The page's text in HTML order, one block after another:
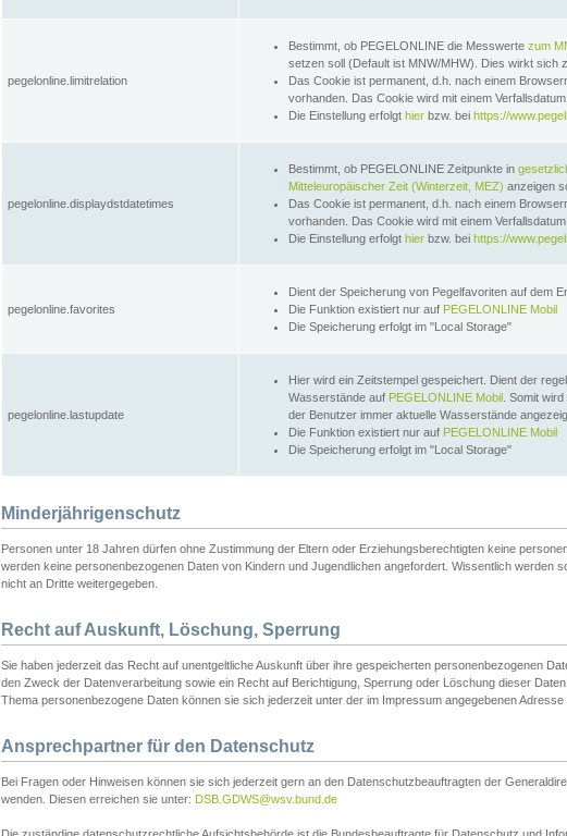
pegelonline.limitrelation
Bestimmt, ob PEGELONLINE die Messwerte zum
setzen soll (Default ist MNW/MHW). Dies wirkt sich
Das Cookie ist permanent, d.h. nach einem
vorhanden. Das Cookie wird mit einem
Die Einstellung erfolgt hier bzw. bei https://
pegelonline.displaydstdatetimes
Bestimmt, ob PEGELONLINE Zeitpunkte in
Mitteleuropäischer Zeit (Winterzeit, MEZ) anzeigen
Das Cookie ist permanent, d.h. nach einem
vorhanden. Das Cookie wird mit einem
Die Einstellung erfolgt hier bzw. bei https://
pegelonline.favorites
Dient der Speicherung von Pegelfavoriten auf dem
Die Funktion existiert nur auf PEGELONLINE Mobil
Die Speicherung erfolgt im "Local Storage"
pegelonline.lastupdate
Hier wird ein Zeitstempel gespeichert. Dient der
Wasserstände auf PEGELONLINE Mobil . Somit
der Benutzer immer aktuelle Wasserstände
Die Funktion existiert nur auf PEGELONLINE Mobil
Die Speicherung erfolgt im "Local Storage"
Minderjährigenschutz
Personen unter 18 Jahren dürfen ohne Zustimmung der Eltern oder Erziehungsberechtigten keine
werden keine personenbezogenen Daten von Kindern und Jugendlichen angefordert. Wissentlich werden
nicht an Dritte weitergegeben.
Recht auf Auskunft, Löschung, Sperrung
Sie haben jederzeit das Recht auf unentgeltliche Auskunft über ihre gespeicherten personenbezogenen
den Zweck der Datenverarbeitung sowie ein Recht auf Berichtigung, Sperrung oder Löschung dieser
Thema personenbezogene Daten können sie sich jederzeit unter der im Impressum angegebenen Adresse
Ansprechpartner für den Datenschutz
Bei Fragen oder Hinweisen können sie sich jederzeit gern an den Datenschutzbeauftragten der
wenden. Diesen erreichen sie unter: DSB.GDWS@wsv.bund.de